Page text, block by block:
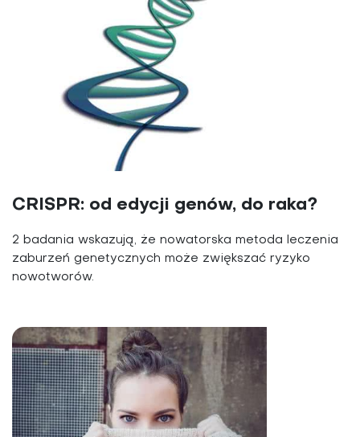
CRISPR: od edycji genów, do raka?
2 badania wskazują, że nowatorska metoda leczenia
zaburzeń genetycznych może zwiększać ryzyko
nowotworów.